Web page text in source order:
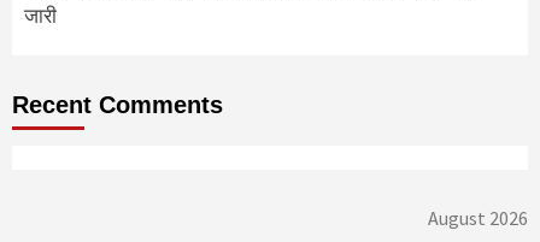
जारी
Recent Comments
August 2026